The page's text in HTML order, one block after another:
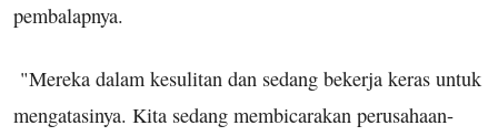
pembalapnya.
"Mereka dalam kesulitan dan sedang bekerja keras untuk
mengatasinya. Kita sedang membicarakan perusahaan-